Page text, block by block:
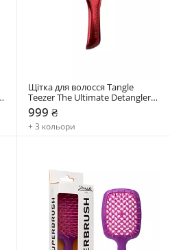
Щітка для волосся Tangle
Teezer The Ultimate Detangler
Chrome
999 ₴
+ 3 кольори